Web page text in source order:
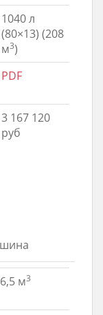
1040 л
(80×13) (208
м3)
PDF
3 167 120
руб
м3